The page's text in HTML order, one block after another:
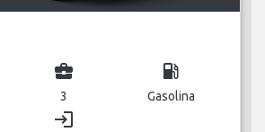
business_center
3
local_gas_station
Gasolina
login